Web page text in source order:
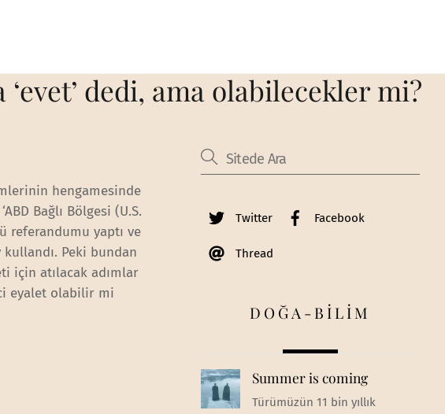
dedi, ama olabilecekler mi?
hengamesinde
Bağlı Bölgesi (U.S.
referandumu yaptı ve
Peki bundan
için atılacak adımlar
eyalet olabilir mi
Twitter Facebook
Thread
DOĞA-BİLİM
Summer is coming
Türümüzün 11 bin yıllık